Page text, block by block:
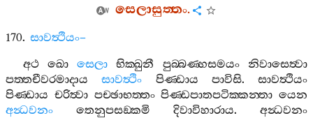
සෙලාසුත‍්තං.
170. සාවත්‍ථියං–
අථ
ඛො සෙලා භික‍්ඛුනී පුබ‍්බණ‍්හසමයං
නිවාසෙත්‍වා
පත‍්තචීවරමාදාය
සාවත්‍ථිං පිණ‍්ඩාය පාවිසි. සාවත්‍ථියං
පිණ‍්ඩාය චරිත්‍වා පච‍්ඡාභත‍්තං පිණ‍්ඩපාතපටික‍්කන‍්තා යෙන
අන්‍ධවනං
තෙනුපසඞ‍්කමි දිවාවිහාරාය. අන්‍ධවනං